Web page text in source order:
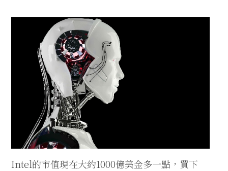
Intel的市值現在大約1000億美金多一點，買下